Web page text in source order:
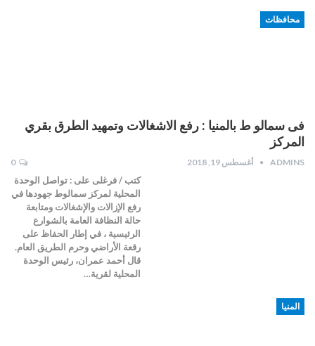
محافظات
فى سمالو ط بالمنيا : رفع الاشغالات وتمهيد الطرق بقري
المركز
ADMINS أغسطس 19, 2018 0
كتب / فرغلى على : تواصل الوحدة
المحلية لمركز سمالوط جهودها في
رفع الإزالات والإشغالات ومتابعة
حالة النظافة العامة بالشوارع
الرئيسية ، في إطار الحفاظ على
رقعة الأراضي وحرم الطريق العام.
قال أحمد عمران، رئيس الوحدة
المحلية لقرية…
المنيا